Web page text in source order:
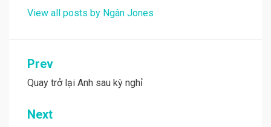
View all posts by Ngân Jones
Post
navigation
Prev
Quay trở lại Anh sau kỳ nghỉ
Next